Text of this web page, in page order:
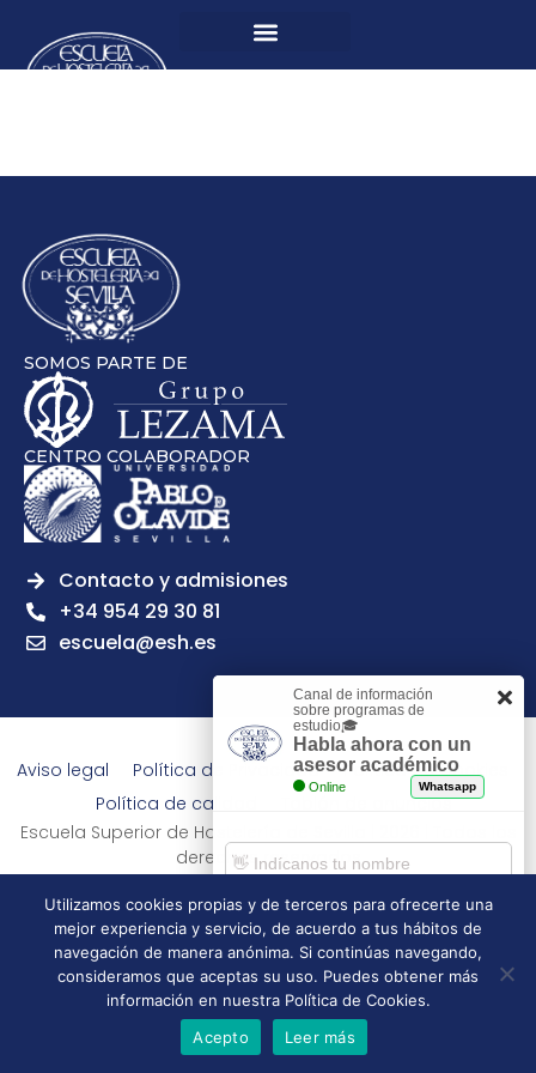
SOMOS PARTE DE
CENTRO COLABORADOR
Contacto y admisiones
+34 954 29 30 81
escuela@esh.es
Aviso legal Política de Privacidad
Política de Cookies
Política de calidad
Tablón de anuncios
Escuela Superior de Hostelería de Sevilla | 2026 | Todos los
derechos reservados
Utilizamos cookies propias y de terceros para ofrecerte una
mejor experiencia y servicio, de acuerdo a tus hábitos de
navegación de manera anónima. Si continúas navegando,
consideramos que aceptas su uso. Puedes obtener más
información en nuestra Política de Cookies.
Acepto
Leer más
Canal de información
sobre programas de
estudio🎓
Habla ahora con un
asesor académico
Online Whatsapp
Comenzar chat